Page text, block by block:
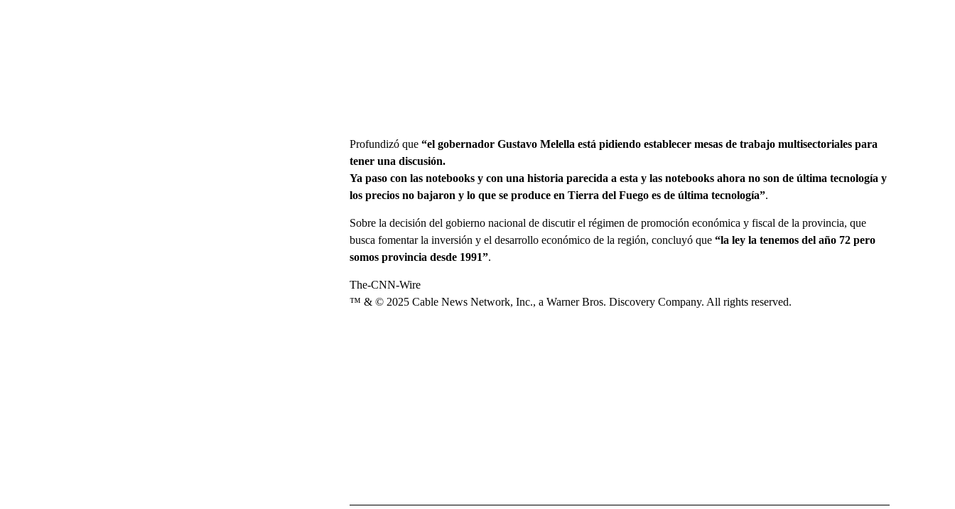
Profundizó que “el gobernador Gustavo Melella está pidiendo establecer mesas de trabajo multisectoriales para
tener una discusión.
Ya paso con las notebooks y con una historia parecida a esta y las notebooks ahora no son de última tecnología y
los precios no bajaron y lo que se produce en Tierra del Fuego es de última tecnología”.
Sobre la decisión del gobierno nacional de discutir el régimen de promoción económica y fiscal de la provincia, que
busca fomentar la inversión y el desarrollo económico de la región, concluyó que “la ley la tenemos del año 72 pero
somos provincia desde 1991”.
The-CNN-Wire
™ & © 2025 Cable News Network, Inc., a Warner Bros. Discovery Company. All rights reserved.